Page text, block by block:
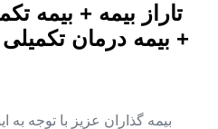
تاراز بیمه + بیمه
+ بیمه درمان
بیمه گذاران عزیز با توجه به